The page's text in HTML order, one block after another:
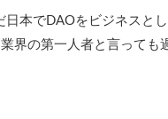
本でDAOをビジネスと
界の第一人者と言っても